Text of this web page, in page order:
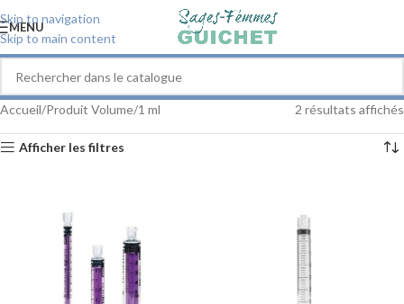
Skip to navigation
Skip to main content
MENU
Accueil Produit Volume 1 ml 2 résultats affichés
Afficher les filtres